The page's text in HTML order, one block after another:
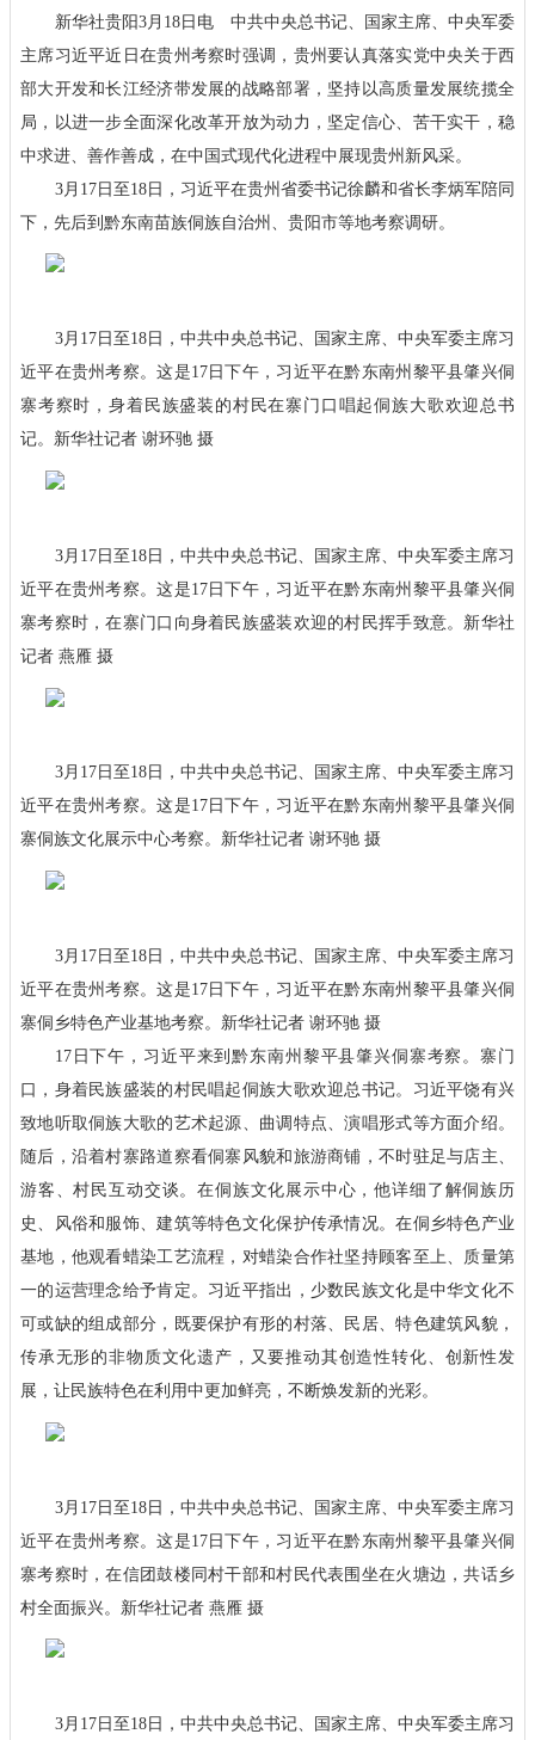
新华社贵阳3月18日电 中共中央总书记、国家主席、中央军委
主席习近平近日在贵州考察时强调，贵州要认真落实党中央关于西
部大开发和长江经济带发展的战略部署，坚持以高质量发展统揽全
局，以进一步全面深化改革开放为动力，坚定信心、苦干实干，稳
中求进、善作善成，在中国式现代化进程中展现贵州新风采。
3月17日至18日，习近平在贵州省委书记徐麟和省长李炳军陪同
下，先后到黔东南苗族侗族自治州、贵阳市等地考察调研。
3月17日至18日，中共中央总书记、国家主席、中央军委主席习
近平在贵州考察。这是17日下午，习近平在黔东南州黎平县肇兴侗
寨考察时，身着民族盛装的村民在寨门口唱起侗族大歌欢迎总书
记。新华社记者 谢环驰 摄
3月17日至18日，中共中央总书记、国家主席、中央军委主席习
近平在贵州考察。这是17日下午，习近平在黔东南州黎平县肇兴侗
寨考察时，在寨门口向身着民族盛装欢迎的村民挥手致意。新华社
记者 燕雁 摄
3月17日至18日，中共中央总书记、国家主席、中央军委主席习
近平在贵州考察。这是17日下午，习近平在黔东南州黎平县肇兴侗
寨侗族文化展示中心考察。新华社记者 谢环驰 摄
3月17日至18日，中共中央总书记、国家主席、中央军委主席习
近平在贵州考察。这是17日下午，习近平在黔东南州黎平县肇兴侗
寨侗乡特色产业基地考察。新华社记者 谢环驰 摄
17日下午，习近平来到黔东南州黎平县肇兴侗寨考察。寨门
口，身着民族盛装的村民唱起侗族大歌欢迎总书记。习近平饶有兴
致地听取侗族大歌的艺术起源、曲调特点、演唱形式等方面介绍。
随后，沿着村寨路道察看侗寨风貌和旅游商铺，不时驻足与店主、
游客、村民互动交谈。在侗族文化展示中心，他详细了解侗族历
史、风俗和服饰、建筑等特色文化保护传承情况。在侗乡特色产业
基地，他观看蜡染工艺流程，对蜡染合作社坚持顾客至上、质量第
一的运营理念给予肯定。习近平指出，少数民族文化是中华文化不
可或缺的组成部分，既要保护有形的村落、民居、特色建筑风貌，
传承无形的非物质文化遗产，又要推动其创造性转化、创新性发
展，让民族特色在利用中更加鲜亮，不断焕发新的光彩。
3月17日至18日，中共中央总书记、国家主席、中央军委主席习
近平在贵州考察。这是17日下午，习近平在黔东南州黎平县肇兴侗
寨考察时，在信团鼓楼同村干部和村民代表围坐在火塘边，共话乡
村全面振兴。新华社记者 燕雁 摄
3月17日至18日，中共中央总书记、国家主席、中央军委主席习